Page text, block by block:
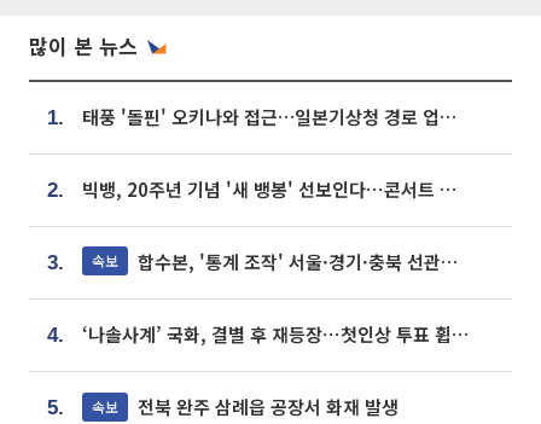
많이 본 뉴스
1. 태풍 '돌핀' 오키나와 접근…일본기상청 경로 업데이트
2. 빅뱅, 20주년 기념 '새 뱅봉' 선보인다⋯콘서트 앞두고 팝업 개최
3. 속보 합수본, '통계 조작' 서울·경기·충북 선관위 등 추가 압수수색
4. ‘나솔사계’ 국화, 결별 후 재등장⋯첫인상 투표 휩쓸고 ‘인기녀’ 등극
5. 속보 전북 완주 삼례읍 공장서 화재 발생